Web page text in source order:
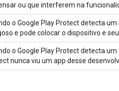
ou que interferem na
o Google Play Protect detecta
e pode colocar o dispositivo e
o Google Play Protect detecta
nunca viu um app desse